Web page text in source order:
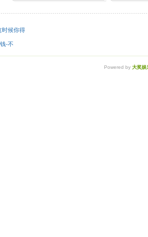
时候你得
-不
Powered by 大奖娱